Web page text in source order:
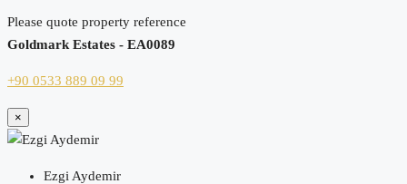
Please quote property reference
Goldmark Estates - EA0089
+90 0533 889 09 99
×
Ezgi Aydemir